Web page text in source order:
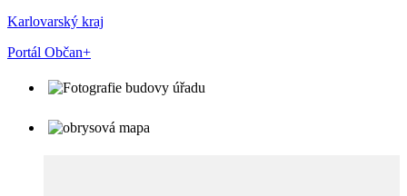
Karlovarský kraj
Portál Občan+